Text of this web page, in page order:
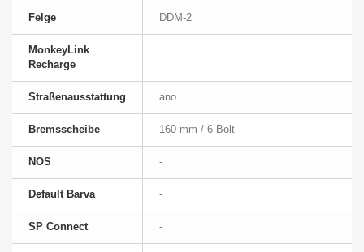
Felge DDM-2
MonkeyLink
Recharge
-
Straßenausstattung ano
Bremsscheibe 160 mm / 6-Bolt
NOS -
Default Barva -
SP Connect -